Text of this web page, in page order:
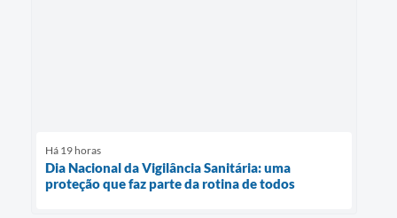
Há 19 horas
Dia Nacional da Vigilância Sanitária: uma
proteção que faz parte da rotina de todos